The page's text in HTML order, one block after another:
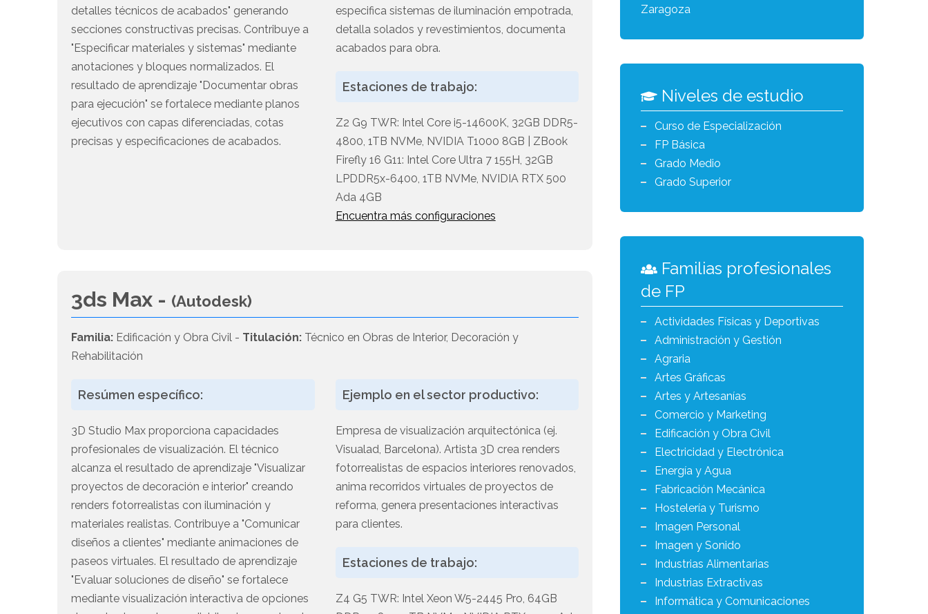
detalles técnicos de acabados" generando
secciones constructivas precisas. Contribuye a
"Especificar materiales y sistemas" mediante
anotaciones y bloques normalizados. El
resultado de aprendizaje "Documentar obras
para ejecución" se fortalece mediante planos
ejecutivos con capas diferenciadas, cotas
precisas y especificaciones de acabados.
especifica sistemas de iluminación empotrada,
detalla solados y revestimientos, documenta
acabados para obra.
Estaciones de trabajo:
Z2 G9 TWR: Intel Core i5-14600K, 32GB DDR5-
4800, 1TB NVMe, NVIDIA T1000 8GB | ZBook
Firefly 16 G11: Intel Core Ultra 7 155H, 32GB
LPDDR5x-6400, 1TB NVMe, NVIDIA RTX 500
Ada 4GB
Encuentra más configuraciones
3ds Max - (Autodesk)
Familia: Edificación y Obra Civil - Titulación: Técnico en Obras de Interior, Decoración y
Rehabilitación
Resúmen específico:
3D Studio Max proporciona capacidades
profesionales de visualización. El técnico
alcanza el resultado de aprendizaje "Visualizar
proyectos de decoración e interior" creando
renders fotorrealistas con iluminación y
materiales realistas. Contribuye a "Comunicar
diseños a clientes" mediante animaciones de
paseos virtuales. El resultado de aprendizaje
"Evaluar soluciones de diseño" se fortalece
mediante visualización interactiva de opciones
Ejemplo en el sector productivo:
Empresa de visualización arquitectónica (ej.
Visualad, Barcelona). Artista 3D crea renders
fotorrealistas de espacios interiores renovados,
anima recorridos virtuales de proyectos de
reforma, genera presentaciones interactivas
para clientes.
Estaciones de trabajo:
Z4 G5 TWR: Intel Xeon W5-2445 Pro, 64GB
Zaragoza
Niveles de estudio
Curso de Especialización
FP Básica
Grado Medio
Grado Superior
Familias profesionales
de FP
Actividades Físicas y Deportivas
Administración y Gestión
Agraria
Artes Gráficas
Artes y Artesanías
Comercio y Marketing
Edificación y Obra Civil
Electricidad y Electrónica
Energía y Agua
Fabricación Mecánica
Hostelería y Turismo
Imagen Personal
Imagen y Sonido
Industrias Alimentarias
Industrias Extractivas
Informática y Comunicaciones